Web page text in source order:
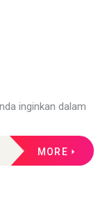
inginkan dalam
MORE